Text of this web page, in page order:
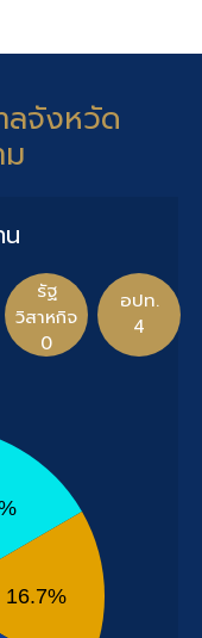
ลจังหวัด
น
รัฐ
วิสาหกิจ
0
อปท.
4
16.7%